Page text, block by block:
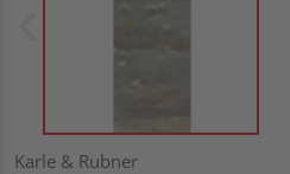
Karle & Rubner